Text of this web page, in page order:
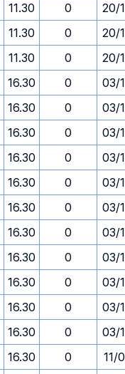
11.30 0
20/
11.30 0
20/
11.30 0
20/
16.30 0
03/
16.30 0
03/
16.30 0
03/
16.30 0
03/
16.30 0
03/
16.30 0
03/
16.30 0
03/
16.30 0
03/
16.30 0
03/
16.30 0
03/
16.30 0
03/
16.30 0
11/